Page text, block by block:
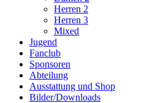
Herren 2
Herren 3
Mixed
Jugend
Fanclub
Sponsoren
Abteilung
Ausstattung und Shop
Bilder/Downloads